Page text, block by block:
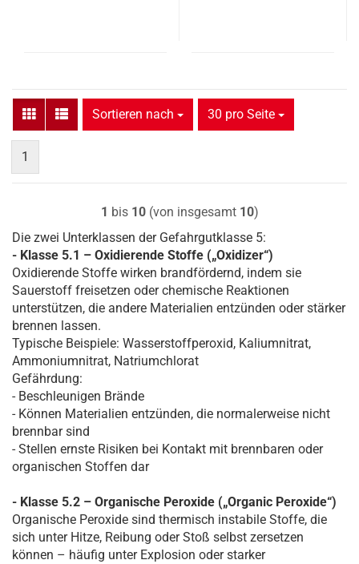
Sortieren nach
Sortieren nach 30 pro Seite
pro Seite
1
1 bis 10(von insgesamt 10)
Die zwei Unterklassen der Gefahrgutklasse 5:
- Klasse 5.1 – Oxidierende Stoffe („Oxidizer“)
Oxidierende Stoffe wirken brandfördernd, indem sie
Sauerstoff freisetzen oder chemische Reaktionen
unterstützen, die andere Materialien entzünden oder stärker
brennen lassen.
Typische Beispiele: Wasserstoffperoxid, Kaliumnitrat,
Ammoniumnitrat, Natriumchlorat
Gefährdung:
- Beschleunigen Brände
- Können Materialien entzünden, die normalerweise nicht
brennbar sind
- Stellen ernste Risiken bei Kontakt mit brennbaren oder
organischen Stoffen dar
- Klasse 5.2 – Organische Peroxide („Organic Peroxide“)
Organische Peroxide sind thermisch instabile Stoffe, die
sich unter Hitze, Reibung oder Stoß selbst zersetzen
können – häufig unter Explosion oder starker